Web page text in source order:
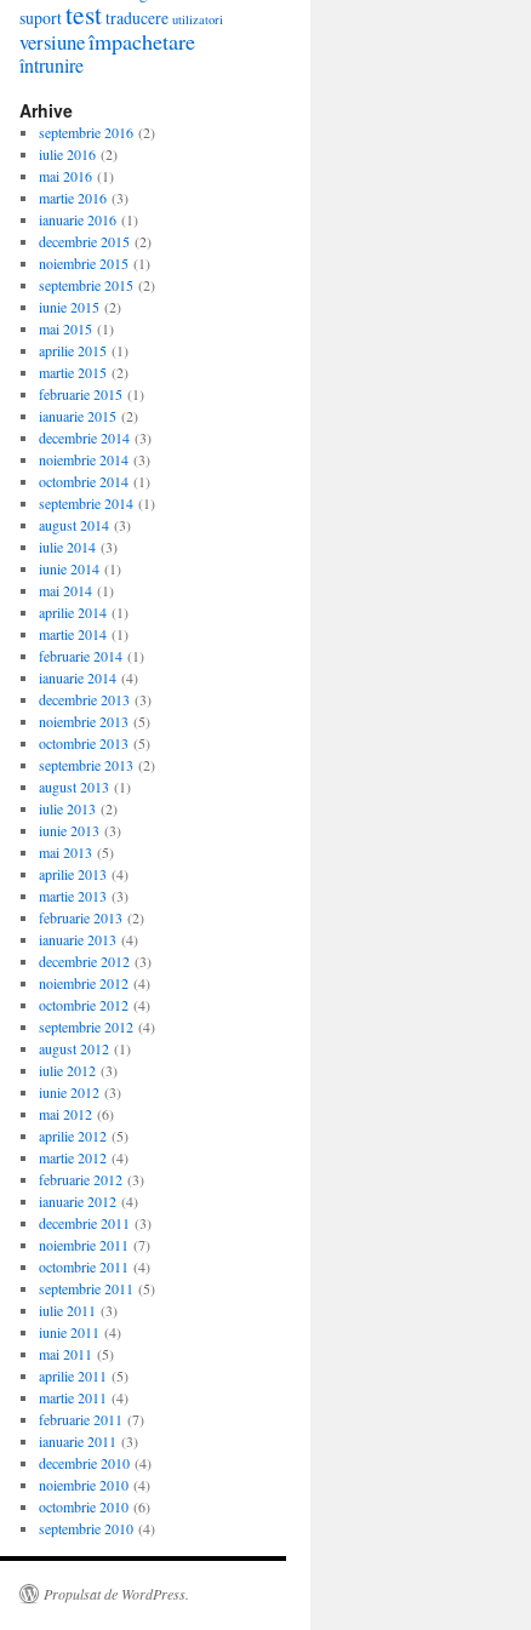
suporttesttraducere utilizatori
versiuneîmpachetare
întrunire
Arhive
septembrie 2016(2)
iulie 2016(2)
mai 2016(1)
martie 2016(3)
ianuarie 2016(1)
decembrie 2015(2)
noiembrie 2015(1)
septembrie 2015(2)
iunie 2015(2)
mai 2015(1)
aprilie 2015(1)
martie 2015(2)
februarie 2015(1)
ianuarie 2015(2)
decembrie 2014(3)
noiembrie 2014(3)
octombrie 2014(1)
septembrie 2014(1)
august 2014(3)
iulie 2014(3)
iunie 2014(1)
mai 2014(1)
aprilie 2014(1)
martie 2014(1)
februarie 2014(1)
ianuarie 2014(4)
decembrie 2013 (3)
noiembrie 2013 (5)
octombrie 2013 (5)
septembrie 2013 (2)
august 2013 (1)
iulie 2013 (2)
iunie 2013 (3)
mai 2013 (5)
aprilie 2013 (4)
martie 2013 (3)
februarie 2013 (2)
ianuarie 2013 (4)
decembrie 2012(3)
noiembrie 2012(4)
octombrie 2012(4)
septembrie 2012(4)
august 2012(1)
iulie 2012(3)
iunie 2012(3)
mai 2012(6)
aprilie 2012(5)
martie 2012(4)
februarie 2012(3)
ianuarie 2012(4)
decembrie 2011 (3)
noiembrie 2011 (7)
octombrie 2011 (4)
septembrie 2011 (5)
iulie 2011 (3)
iunie 2011 (4)
mai 2011 (5)
aprilie 2011 (5)
martie 2011 (4)
februarie 2011 (7)
ianuarie 2011 (3)
decembrie 2010(4)
noiembrie 2010(4)
octombrie 2010(6)
septembrie 2010(4)
Propulsat de WordPress.